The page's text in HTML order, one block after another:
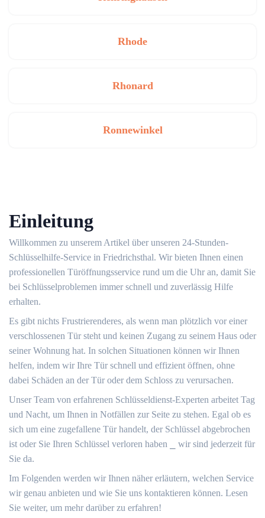
Rhode
Rhonard
Ronnewinkel
Einleitung
Willkommen zu unserem Artikel über unseren 24-Stunden-
Schlüsselhilfe-Service in Friedrichsthal.​ Wir bieten Ihnen einen
professionellen Türöffnungsservice rund um die Uhr an, damit Sie
bei Schlüsselproblemen immer schnell und zuverlässig Hilfe
erhalten.​
Es gibt nichts Frustrierenderes, als wenn man plötzlich vor einer
verschlossenen Tür steht und keinen Zugang zu seinem Haus oder
seiner Wohnung hat.​ In solchen Situationen können wir Ihnen
helfen, indem wir Ihre Tür schnell und effizient öffnen, ohne
dabei Schäden an der Tür oder dem Schloss zu verursachen.​
Unser Team von erfahrenen Schlüsseldienst-Experten arbeitet Tag
und Nacht, um Ihnen in Notfällen zur Seite zu stehen.​ Egal ob es
sich um eine zugefallene Tür handelt, der Schlüssel abgebrochen
ist oder Sie Ihren Schlüssel verloren haben ⎯ wir sind jederzeit für
Sie da.​
Im Folgenden werden wir Ihnen näher erläutern, welchen Service
wir genau anbieten und wie Sie uns kontaktieren können.​ Lesen
Sie weiter, um mehr darüber zu erfahren!​